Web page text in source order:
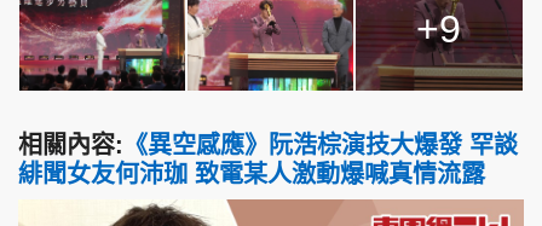
+9
相關內容: 《異空感應》阮浩棕演技大爆發 罕談
緋聞女友何沛珈 致電某人激動爆喊真情流露